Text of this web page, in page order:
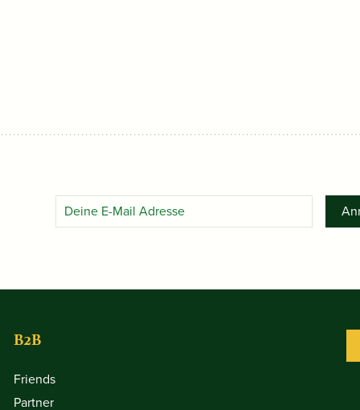
B2B
Friends
Partner